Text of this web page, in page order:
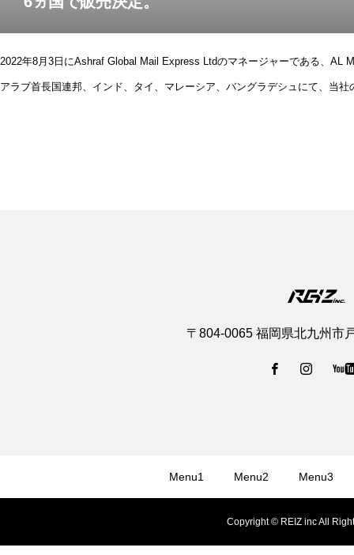
2022年8月3日にAshraf Global Mail Express Ltdのマネージャーである、AL
アラブ首長国連邦、インド、タイ、マレーシア、バングラデシュにて、当
〒804-0065 福岡県北九州市
Menu1 Menu2 Menu3
Copyright © REIZ inc All